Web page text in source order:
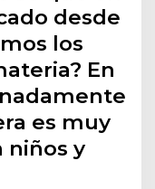
desde
los
En
es muy
niños y